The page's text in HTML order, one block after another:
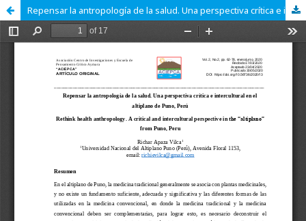
Repensar la antropología de la salud. Una perspectiva crítica e intercultural en el altiplano de Puno, Perú